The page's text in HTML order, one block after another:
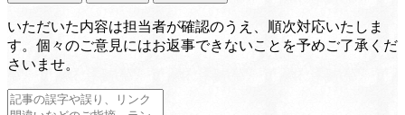
いただいた内容は担当者が確認のうえ、順次対応いたしま
す。個々のご意見にはお返事できないことを予めご了承くだ
さいませ。